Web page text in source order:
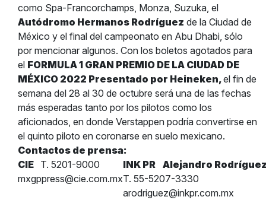
como Spa-Francorchamps, Monza, Suzuka, el
Autódromo Hermanos Rodríguez de la Ciudad de
México y el final del campeonato en Abu Dhabi, sólo
por mencionar algunos. Con los boletos agotados para
el FORMULA 1 GRAN PREMIO DE LA CIUDAD DE
MÉXICO 2022 Presentado por Heineken,el fin de
semana del 28 al 30 de octubre será una de las fechas
más esperadas tanto por los pilotos como los
aficionados, en donde Verstappen podría convertirse en
el quinto piloto en coronarse en suelo mexicano.
Contactos de prensa:
CIE T. 5201-9000
mxgppress@cie.com.mx
INK PR Alejandro
T. 55-5207-3330
arodriguez@inkpr.com.mx